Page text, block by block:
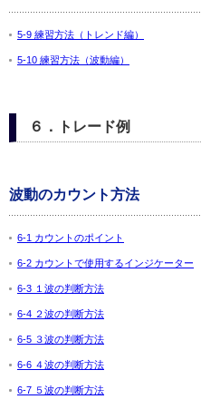
5-9 練習方法（トレンド編）
5-10 練習方法（波動編）
６．トレード例
波動のカウント方法
6-1 カウントのポイント
6-2 カウントで使用するインジケーター
6-3 １波の判断方法
6-4 ２波の判断方法
6-5 ３波の判断方法
6-6 ４波の判断方法
6-7 ５波の判断方法